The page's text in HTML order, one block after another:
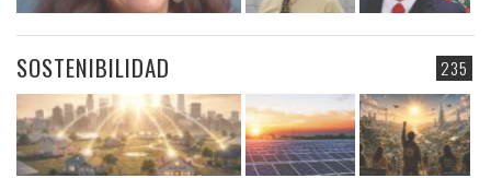
235
SOSTENIBILIDAD